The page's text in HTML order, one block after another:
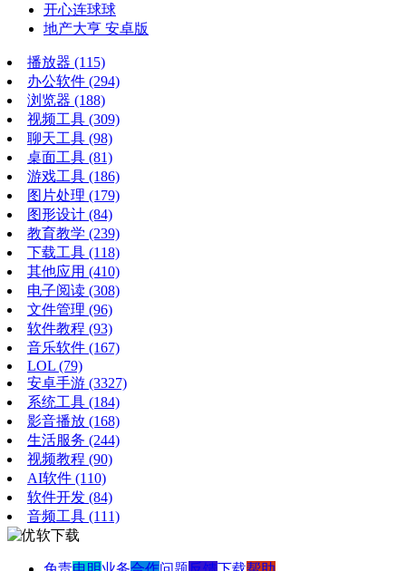
开心连球球
地产大亨 安卓版
播放器 (115)
办公软件 (294)
浏览器 (188)
视频工具 (309)
聊天工具 (98)
桌面工具 (81)
游戏工具 (186)
图片处理 (179)
图形设计 (84)
教育教学 (239)
下载工具 (118)
其他应用 (410)
电子阅读 (308)
文件管理 (96)
软件教程 (93)
音乐软件 (167)
LOL (79)
安卓手游 (3327)
系统工具 (184)
影音播放 (168)
生活服务 (244)
视频教程 (90)
AI软件 (110)
软件开发 (84)
音频工具 (111)